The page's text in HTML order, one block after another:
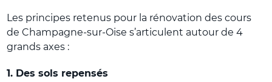
Les principes retenus pour la rénovation des cours
de Champagne-sur-Oise s’articulent autour de 4
grands axes :
1. Des sols repensés